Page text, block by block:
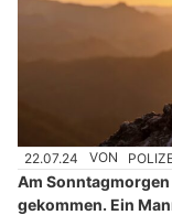
22.07.24 VON
Am
gekommen. Ein